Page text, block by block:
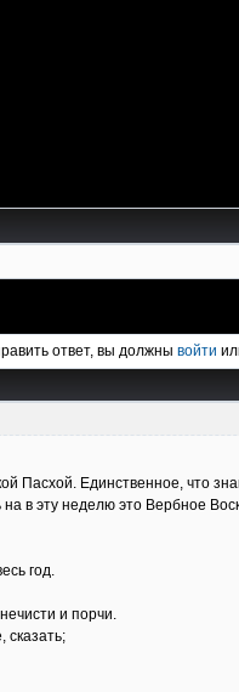
ответ, вы должны войти
Пасхой. Единственное, что
в эту неделю это Вербное
год.
и порчи.
сказать;